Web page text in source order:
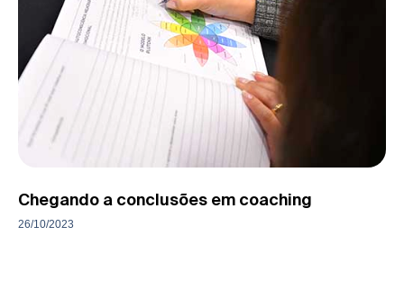
Chegando a conclusões em coaching
26/10/2023